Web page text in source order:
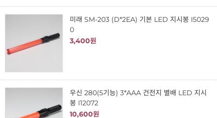
미래 SM-203 (D*2EA) 기본 LED 지시봉 I5029
0
3,400원
우신 280(5기능) 3*AAA 건전지 별배 LED 지시
봉 I12072
10,600원